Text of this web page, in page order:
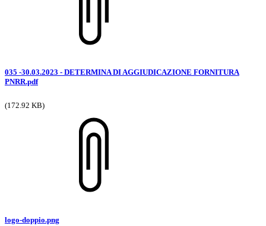
035 -30.03.2023 - DETERMINA DI AGGIUDICAZIONE FORNITURA
PNRR.pdf
(172.92 KB)
logo-doppio.png